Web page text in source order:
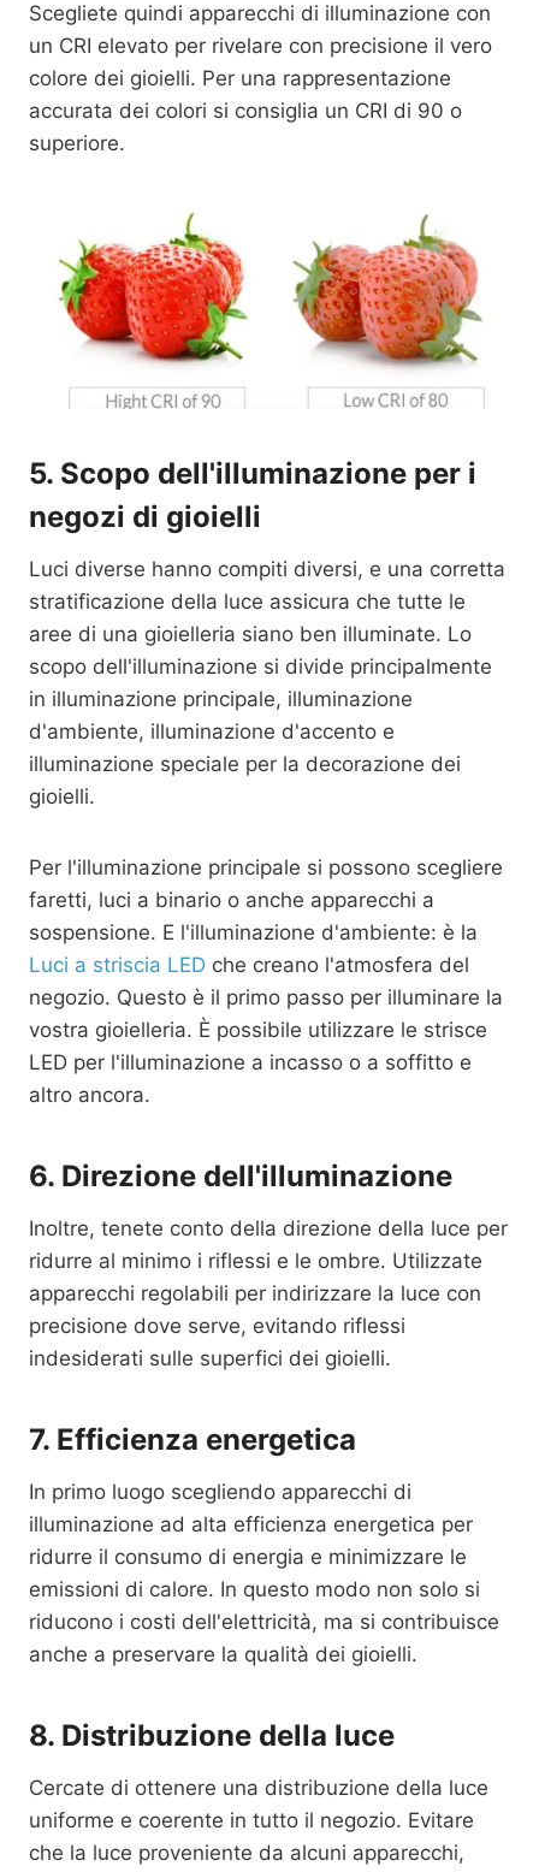
Scegliete quindi apparecchi di illuminazione con
un CRI elevato per rivelare con precisione il vero
colore dei gioielli. Per una rappresentazione
accurata dei colori si consiglia un CRI di 90 o
superiore.
5. Scopo dell'illuminazione per i
negozi di gioielli
Luci diverse hanno compiti diversi, e una corretta
stratificazione della luce assicura che tutte le
aree di una gioielleria siano ben illuminate. Lo
scopo dell'illuminazione si divide principalmente
in illuminazione principale, illuminazione
d'ambiente, illuminazione d'accento e
illuminazione speciale per la decorazione dei
gioielli.
Per l'illuminazione principale si possono scegliere
faretti, luci a binario o anche apparecchi a
sospensione. E l'illuminazione d'ambiente: è la
Luci a striscia LED che creano l'atmosfera del
negozio. Questo è il primo passo per illuminare la
vostra gioielleria. È possibile utilizzare le strisce
LED per l'illuminazione a incasso o a soffitto e
altro ancora.
6. Direzione dell'illuminazione
Inoltre, tenete conto della direzione della luce per
ridurre al minimo i riflessi e le ombre. Utilizzate
apparecchi regolabili per indirizzare la luce con
precisione dove serve, evitando riflessi
indesiderati sulle superfici dei gioielli.
7. Efficienza energetica
In primo luogo scegliendo apparecchi di
illuminazione ad alta efficienza energetica per
ridurre il consumo di energia e minimizzare le
emissioni di calore. In questo modo non solo si
riducono i costi dell'elettricità, ma si contribuisce
anche a preservare la qualità dei gioielli.
8. Distribuzione della luce
Cercate di ottenere una distribuzione della luce
uniforme e coerente in tutto il negozio. Evitare
che la luce proveniente da alcuni apparecchi,